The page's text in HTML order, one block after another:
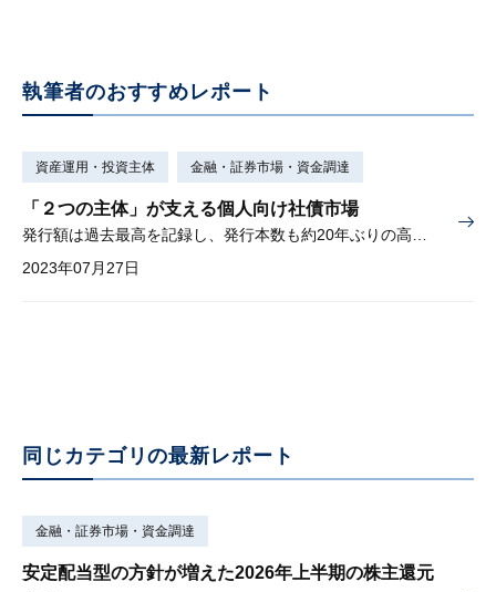
執筆者のおすすめレポート
資産運用・投資主体 金融・証券市場・資金調達
「２つの主体」が支える個人向け社債市場
2023年07月27日
同じカテゴリの最新レポート
金融・証券市場・資金調達
安定配当型の方針が増えた2026年上半期の株主還元